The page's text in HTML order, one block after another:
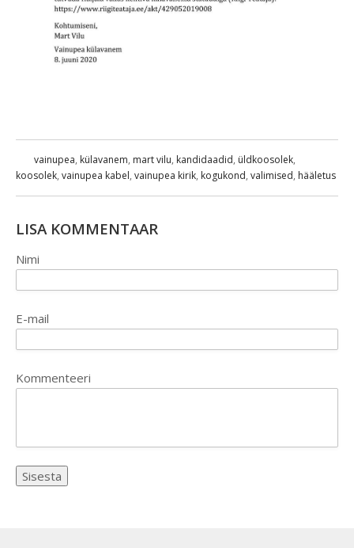
vainupea, külavanem, mart vilu, kandidaadid, üldkoosolek,
koosolek, vainupea kabel, vainupea kirik, kogukond, valimised, hääletus
LISA KOMMENTAAR
Nimi
E-mail
Kommenteeri